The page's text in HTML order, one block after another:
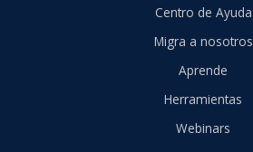
Centro de Ayuda
Migra a nosotros
Aprende
Herramientas
Webinars